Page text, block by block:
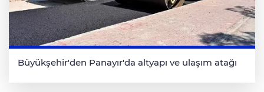
Büyükşehir'den Panayır'da altyapı ve ulaşım atağı